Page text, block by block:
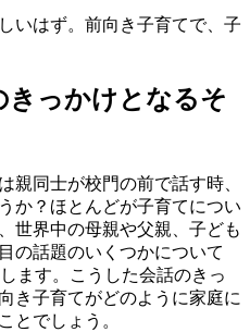
きっかけとなるそ
親同士が校門の前で話す時、
か？ほとんどが子育てについ
世界中の母親や父親、子ども
の話題のいくつかについて
ます。こうした会話のきっ
き子育てがどのように家庭に
とでしょう。